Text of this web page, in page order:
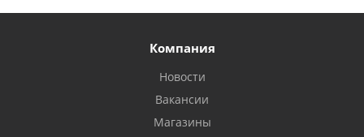
Компания
Новости
Вакансии
Магазины